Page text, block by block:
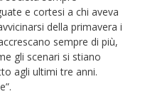
e cortesi a chi aveva
della primavera i
sempre di più,
gli scenari si stiano
agli ultimi tre anni.